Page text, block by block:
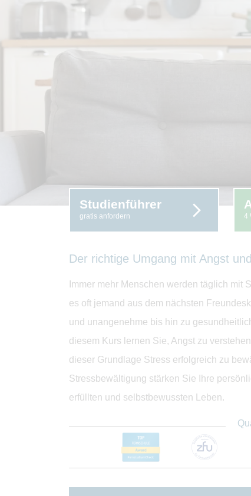
Studienführer
gratis anfordern 4
Der richtige Umgang mit Angst
Immer mehr Menschen werden täglich mit
es oft jemand aus dem nächsten
und unangenehme bis hin zu
diesem Kurs lernen Sie, Angst zu
dieser Grundlage Stress erfolgreich zu
Stressbewältigung stärken Sie Ihre
erfüllten und selbstbewussten Leben.